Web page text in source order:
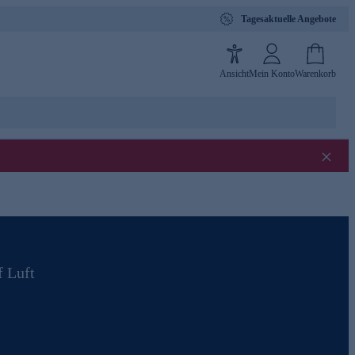
Tagesaktuelle Angebote
AnsichtMein KontoWarenkorb
Luft